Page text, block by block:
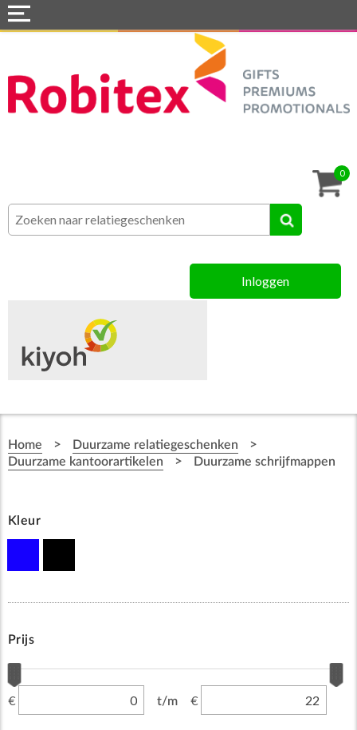
0
Inloggen
Webshops
Textiel
Home > Duurzame relatiegeschenken >
Duurzame kantoorartikelen > Duurzame schrijfmappen
Kleur
Prijs
€ t/m €